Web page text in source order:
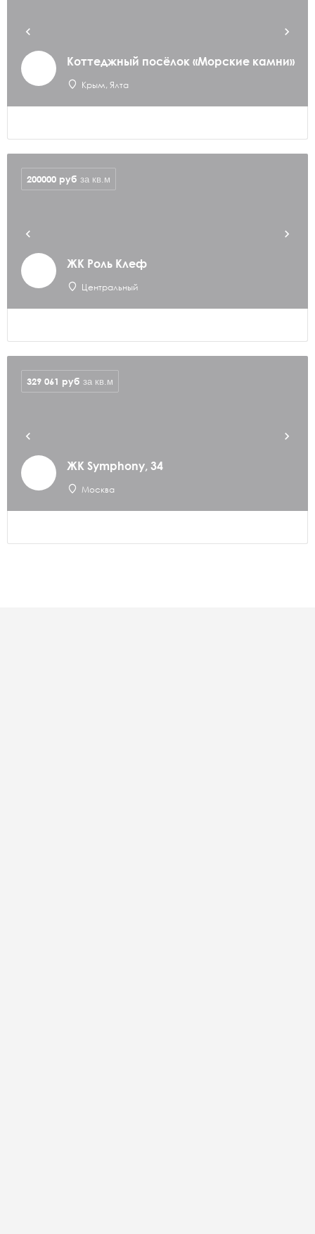
Коттеджный посёлок «Морские камни»
Крым, Ялта
ЖК Роль Клеф
Центральный
200000 руб за кв.м
ЖК Symphony, 34
Москва
329 061 руб за кв.м